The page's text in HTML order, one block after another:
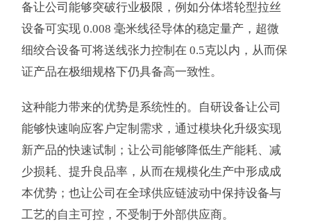
备让公司能够突破行业极限，例如分体塔轮型拉丝
设备可实现 0.008 毫米线径导体的稳定量产，超微
细绞合设备可将送线张力控制在 0.5克以内，从而保
证产品在极细规格下仍具备高一致性。
这种能力带来的优势是系统性的。自研设备让公司
能够快速响应客户定制需求，通过模块化升级实现
新产品的快速试制；让公司能够降低生产能耗、减
少损耗、提升良品率，从而在规模化生产中形成成
本优势；也让公司在全球供应链波动中保持设备与
工艺的自主可控，不受制于外部供应商。